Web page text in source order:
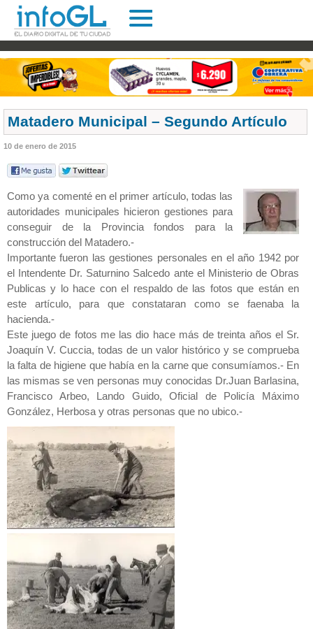
Matadero Municipal – Segundo Artículo
10 de enero de 2015
Como ya comenté en el primer artículo, todas las
autoridades municipales hicieron gestiones para
conseguir de la Provincia fondos para la
construcción del Matadero.-
Importante fueron las gestiones personales en el año 1942 por
el Intendente Dr. Saturnino Salcedo ante el Ministerio de Obras
Publicas y lo hace con el respaldo de las fotos que están en
este artículo, para que constataran como se faenaba la
hacienda.-
Este juego de fotos me las dio hace más de treinta años el Sr.
Joaquín V. Cuccia, todas de un valor histórico y se comprueba
la falta de higiene que había en la carne que consumíamos.- En
las mismas se ven personas muy conocidas Dr.Juan Barlasina,
Francisco Arbeo, Lando Guido, Oficial de Policía Máximo
González, Herbosa y otras personas que no ubico.-